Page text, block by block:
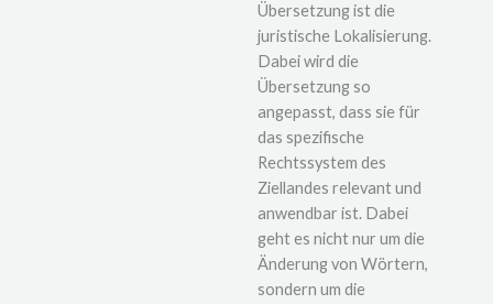
Übersetzung ist die
juristische Lokalisierung.
Dabei wird die
Übersetzung so
angepasst, dass sie für
das spezifische
Rechtssystem des
Ziellandes relevant und
anwendbar ist. Dabei
geht es nicht nur um die
Änderung von Wörtern,
sondern um die